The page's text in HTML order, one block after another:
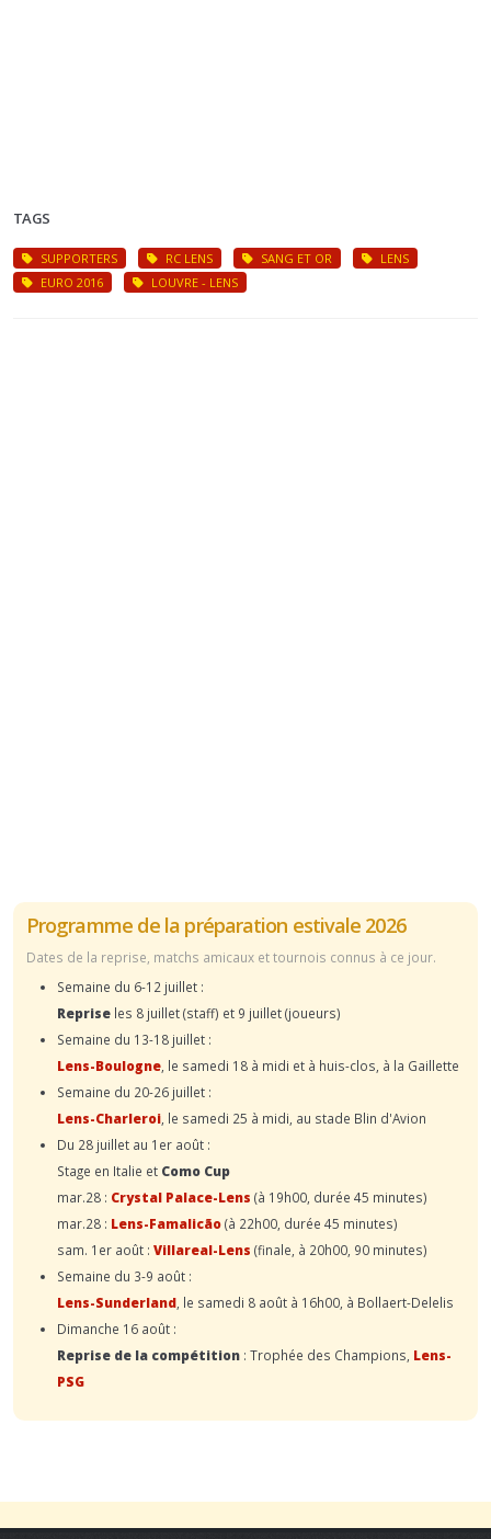
TAGS
SUPPORTERS RC LENS SANG ET OR
LENS
EURO 2016
LOUVRE - LENS
Programme de la préparation estivale 2026
Dates de la reprise, matchs amicaux et tournois connus à ce jour.
Semaine du 6-12 juillet :
Reprise les 8 juillet (staff) et 9 juillet (joueurs)
Semaine du 13-18 juillet :
Lens-Boulogne , le samedi 18 à midi et à huis-clos, à la Gaillette
Semaine du 20-26 juillet :
Lens-Charleroi , le samedi 25 à midi, au stade Blin d'Avion
Du 28 juillet au 1er août :
Stage en Italie et Como Cup
mar.28 : Crystal Palace-Lens (à 19h00, durée 45 minutes)
mar.28 : Lens-Famalicão(à 22h00, durée 45 minutes)
sam. 1er août : Villareal-Lens (finale, à 20h00, 90 minutes)
Semaine du 3-9 août :
Lens-Sunderland , le samedi 8 août à 16h00, à Bollaert-Delelis
Dimanche 16 août :
Reprise de la compétition : Trophée des Champions, Lens-
PSG